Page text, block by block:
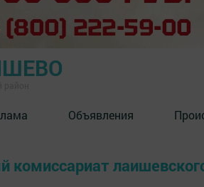
Объявления
комиссариат